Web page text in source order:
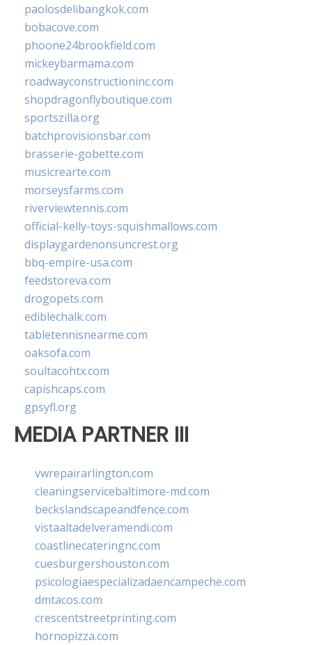
paolosdelibangkok.com
bobacove.com
phoone24brookfield.com
mickeybarmama.com
roadwayconstructioninc.com
shopdragonflyboutique.com
sportszilla.org
batchprovisionsbar.com
brasserie-gobette.com
musicrearte.com
morseysfarms.com
riverviewtennis.com
official-kelly-toys-squishmallows.com
displaygardenonsuncrest.org
bbq-empire-usa.com
feedstoreva.com
drogopets.com
ediblechalk.com
tabletennisnearme.com
oaksofa.com
soultacohtx.com
capishcaps.com
gpsyfl.org
MEDIA PARTNER III
vwrepairarlington.com
cleaningservicebaltimore-md.com
beckslandscapeandfence.com
vistaaltadelveramendi.com
coastlinecateringnc.com
cuesburgershouston.com
psicologiaespecializadaencampeche.com
dmtacos.com
crescentstreetprinting.com
hornopizza.com